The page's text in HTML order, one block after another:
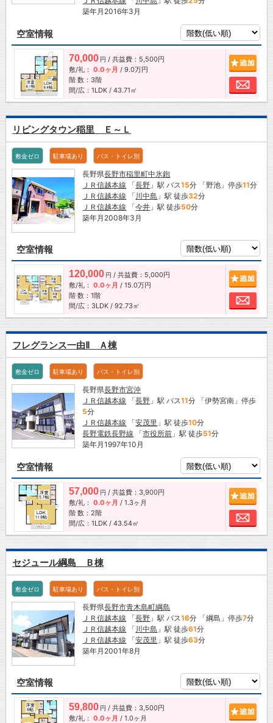
築年月2016年3月
空室情報
70,000 円 / 共益費：5,500円
敷/礼： 0.0ヶ月 / 9.0万円
階 数：3階
間/広：1LDK / 43.71㎡
お
リビングタウン稲里 Ｅ～Ｌ
敷金ゼロ 駐車場あり バス・トイレ別
長野県長野市稲里町中氷鉋
ＪＲ信越本線 「長野 」駅 バス15分 「野池」停歩11分
ＪＲ信越本線 「 川中島 」駅 徒歩32分
ＪＲ信越本線 「今井 」駅 徒歩50分
築年月2008年3月
空室情報
120,000 円 / 共益費：5,000円
敷/礼： 0.0ヶ月 / 15.0万円
階 数：1階
間/広：3LDK / 92.73㎡
お
フレグランス一由Ⅱ Ａ棟
敷金ゼロ 駐車場あり バス・トイレ別
長野県長野市宮沖
ＪＲ信越本線 「長野 」駅 バス11分 「伊勢宮南」停歩
5分
ＪＲ信越本線 「安茂里 」駅 徒歩10分
長野電鉄長野線 「市役所前 」駅 徒歩51分
築年月1997年10月
空室情報
57,000 円 / 共益費：3,900円
敷/礼： 0.0ヶ月 / 1.3ヶ月
階 数：2階
間/広：1LDK / 43.54㎡
お
セジュール綱島 Ｂ棟
敷金ゼロ 駐車場あり バス・トイレ別
長野県長野市青木島町綱島
ＪＲ信越本線 「長野 」駅 バス16分 「綱島」停歩7分
ＪＲ信越本線 「 川中島 」駅 徒歩61分
ＪＲ信越本線 「安茂里 」駅 徒歩63分
築年月2001年8月
空室情報
59,800 円 / 共益費：3,500円
敷/礼： 0.0ヶ月 / 1.0ヶ月